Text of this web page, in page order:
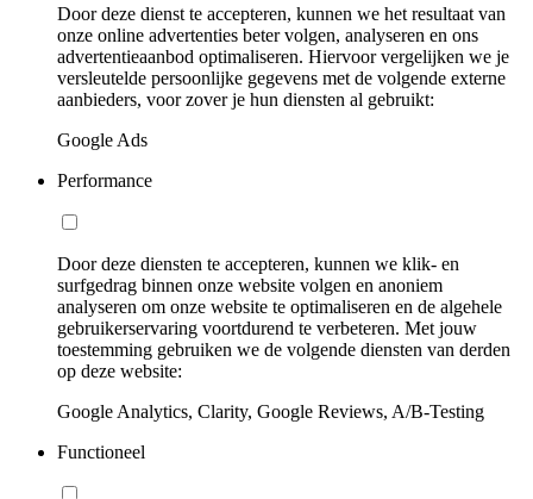
Door deze dienst te accepteren, kunnen we het resultaat van
onze online advertenties beter volgen, analyseren en ons
advertentieaanbod optimaliseren. Hiervoor vergelijken we je
versleutelde persoonlijke gegevens met de volgende externe
aanbieders, voor zover je hun diensten al gebruikt:
Google Ads
Performance
Door deze diensten te accepteren, kunnen we klik- en
surfgedrag binnen onze website volgen en anoniem
analyseren om onze website te optimaliseren en de algehele
gebruikerservaring voortdurend te verbeteren. Met jouw
toestemming gebruiken we de volgende diensten van derden
op deze website:
Google Analytics, Clarity, Google Reviews, A/B-Testing
Functioneel